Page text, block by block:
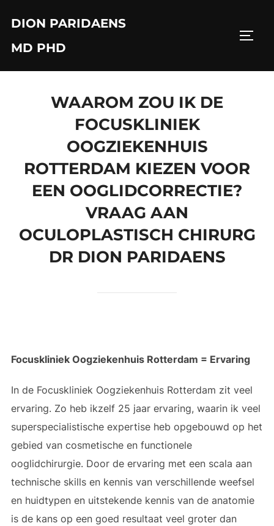
content
DION PARIDAENS
MD PHD
WAAROM ZOU IK DE
FOCUSKLINIEK
OOGZIEKENHUIS
ROTTERDAM KIEZEN VOOR
EEN OOGLIDCORRECTIE?
VRAAG AAN
OCULOPLASTISCH CHIRURG
DR DION PARIDAENS
Focuskliniek Oogziekenhuis Rotterdam = Ervaring
In de Focuskliniek Oogziekenhuis Rotterdam zit veel
ervaring. Zo heb ikzelf 25 jaar ervaring, waarin ik veel
superspecialistische expertise heb opgebouwd op het
gebied van cosmetische en functionele
ooglidchirurgie. Door de ervaring met een scala aan
technische skills en kennis van verschillende weefsel
en huidtypen en uitstekende kennis van de anatomie
is de kans op een goed resultaat veel groter dan